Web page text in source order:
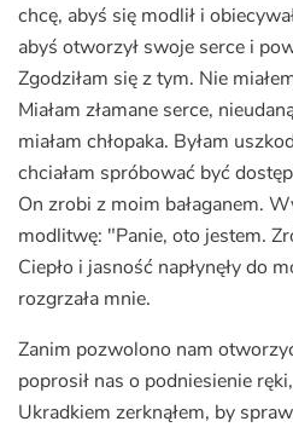
chcę, abyś się modlił i
abyś otworzył swoje serce i
Zgodziłam się z tym. Nie
Miałam złamane serce,
miałam chłopaka. Byłam
chciałam spróbować być
On zrobi z moim bałaganem.
modlitwę: "Panie, oto jestem.
Ciepło i jasność napłynęły do
rozgrzała mnie.
Zanim pozwolono nam
poprosił nas o podniesienie
Ukradkiem zerknąłem, by